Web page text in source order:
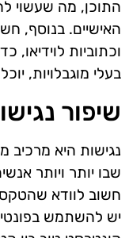
התוכן, מה שעשוי
האישיים. בנוסף,
וכתוביות
בעלי מוגבלויות,
שיפור
נגישות היא מרכיב
שבו יותר ויותר
חשוב לוודא
יש להשתמש